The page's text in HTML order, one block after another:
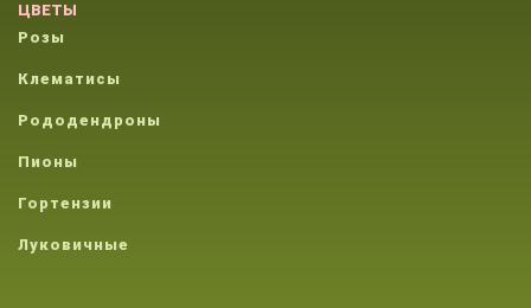
ЦВЕТЫ
Розы
Клематисы
Рододендроны
Пионы
Гортензии
Луковичные